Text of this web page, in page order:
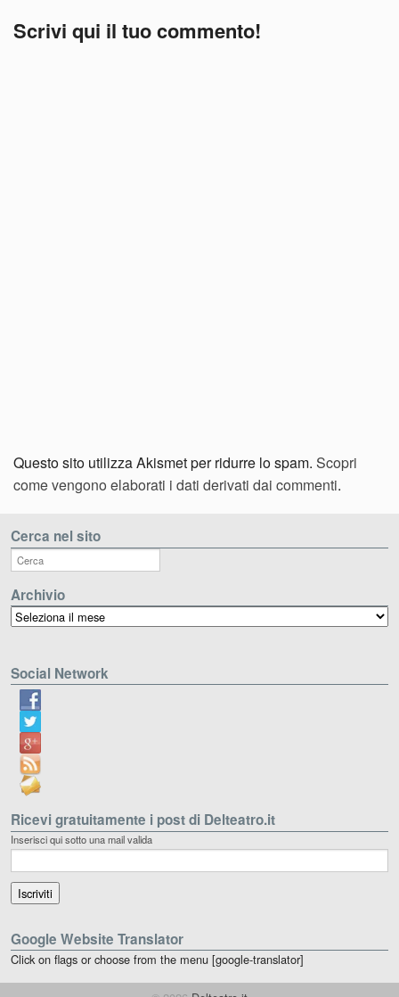
Scrivi qui il tuo commento!
Questo sito utilizza Akismet per ridurre lo spam. Scopri
come vengono elaborati i dati derivati dai commenti.
Cerca nel sito
Archivio
Archivio
Social Network
Ricevi gratuitamente i post di Delteatro.it
Inserisci qui sotto una mail valida
Google Website Translator
Click on flags or choose from the menu [google-translator]